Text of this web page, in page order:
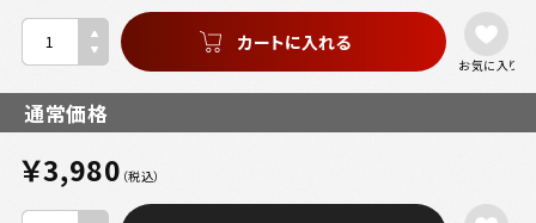
お気に入り
通常価格
￥3,980 （税込）